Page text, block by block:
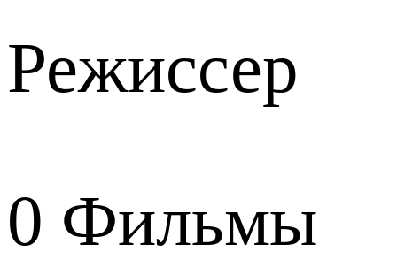
Режиссер
0 Фильмы